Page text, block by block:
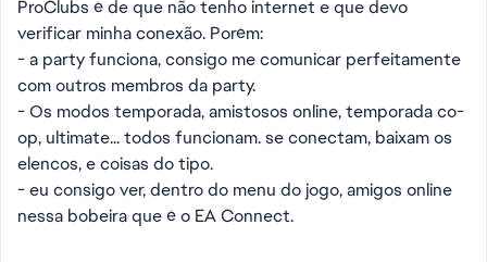
ProClubs é de que não tenho internet e que devo
verificar minha conexão. Porém:
- a party funciona, consigo me comunicar perfeitamente
com outros membros da party.
- Os modos temporada, amistosos online, temporada co-
op, ultimate... todos funcionam. se conectam, baixam os
elencos, e coisas do tipo.
- eu consigo ver, dentro do menu do jogo, amigos online
nessa bobeira que é o EA Connect.